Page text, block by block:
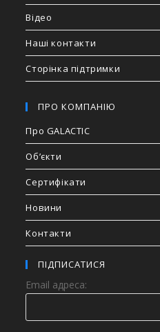
Відео
Наші контакти
Сторінка підтримки
ПРО КОМПАНІЮ
Про GALACTIC
Об’єкти
Сертифікати
Новини
Контакти
ПІДПИСАТИСЯ
Email адреса: